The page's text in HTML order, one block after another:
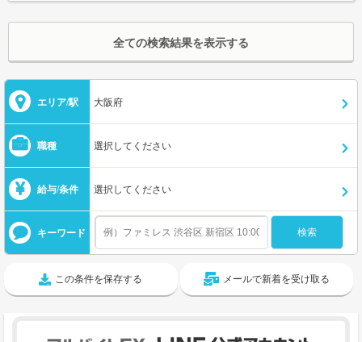
全ての検索結果を表示する
エリア/駅 大阪府
職種 選択してください
給与/条件 選択してください
キーワード
この条件を保存する メールで新着を受け取る